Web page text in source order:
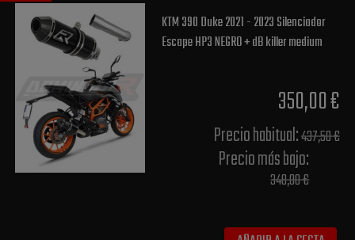
KTM 390 Duke 2021 - 2023 Silenciador
Escape HP3 NEGRO + dB killer medium
350,00 €
Precio habitual​:437,50 €
Precio más bajo​:
348,00 €